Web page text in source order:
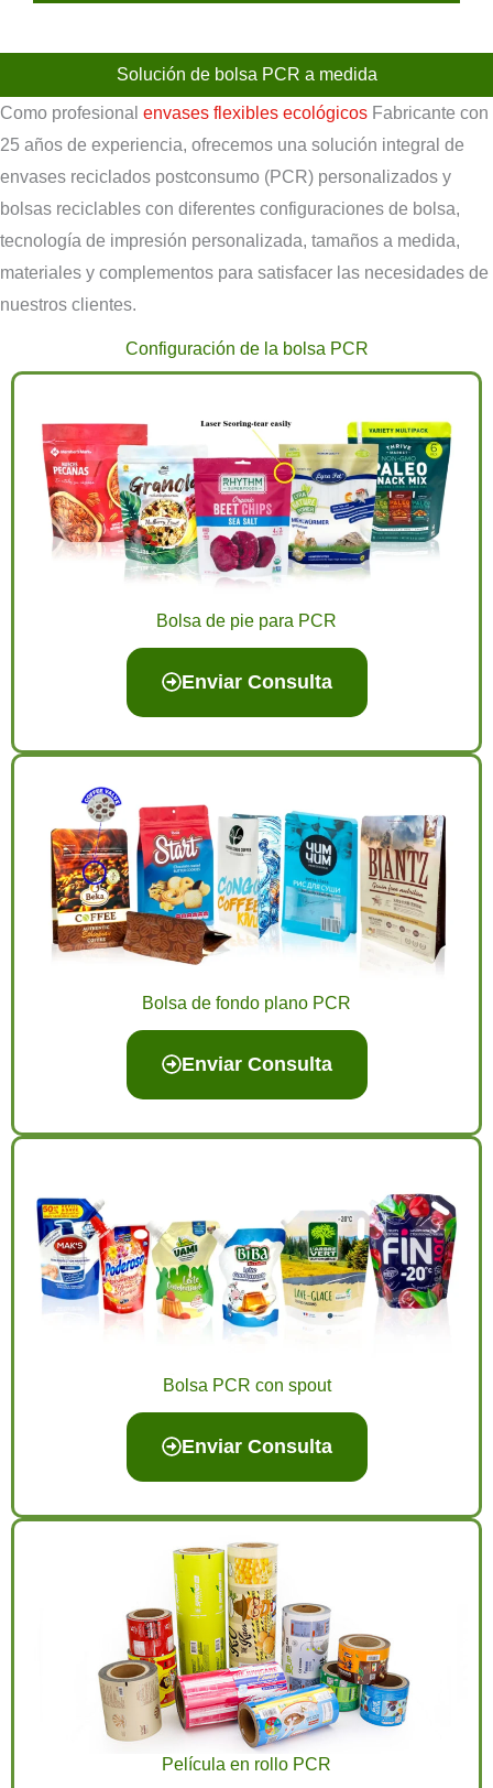
Solución de bolsa PCR a medida
Como profesional envases flexibles ecológicos Fabricante con
25 años de experiencia, ofrecemos una solución integral de
envases reciclados postconsumo (PCR) personalizados y
bolsas reciclables con diferentes configuraciones de bolsa,
tecnología de impresión personalizada, tamaños a medida,
materiales y complementos para satisfacer las necesidades de
nuestros clientes.
Configuración de la bolsa PCR
Bolsa de pie para PCR
Enviar Consulta
Bolsa de fondo plano PCR
Enviar Consulta
Bolsa PCR con spout
Enviar Consulta
Película en rollo PCR